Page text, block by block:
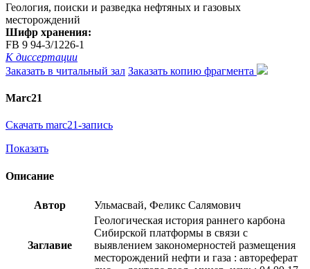
Геология, поиски и разведка нефтяных и газовых
месторождений
Шифр хранения:
FB 9 94-3/1226-1
К диссертации
Заказать в читальный зал Заказать копию фрагмента
Marc21
Скачать marc21-запись
Показать
Описание
Автор Ульмасвай, Феликс Салямович
Заглавие
Геологическая история раннего карбона
Сибирской платформы в связи с
выявлением закономерностей размещения
месторождений нефти и газа : автореферат